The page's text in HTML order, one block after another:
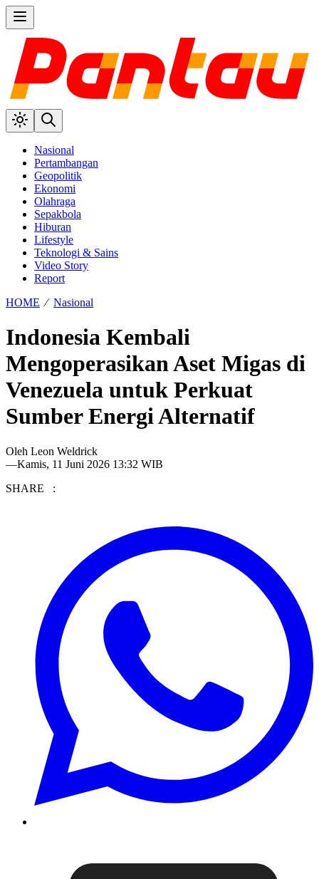
Nasional
Pertambangan
Geopolitik
Ekonomi
Olahraga
Sepakbola
Hiburan
Lifestyle
Teknologi & Sains
Video Story
Report
HOME ⁄ Nasional
Indonesia Kembali
Mengoperasikan Aset Migas di
Venezuela untuk Perkuat
Sumber Energi Alternatif
Oleh Leon Weldrick
—Kamis, 11 Juni 2026 13:32 WIB
SHARE :